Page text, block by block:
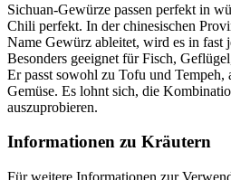
Sichuan-Gewürze passen perfekt in
Chili perfekt. In der chinesischen
Name Gewürz ableitet, wird es in fast
Besonders geeignet für Fisch,
Er passt sowohl zu Tofu und Tempeh,
Gemüse. Es lohnt sich, die
auszuprobieren.
Informationen zu Kräutern
Für weitere Informationen zur